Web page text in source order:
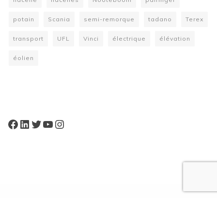
potain Scania semi-remorque tadano Terex
transport UFL Vinci électrique élévation
éolien
Facebook
LinkedIn
Twitter
YouTube
Instagram